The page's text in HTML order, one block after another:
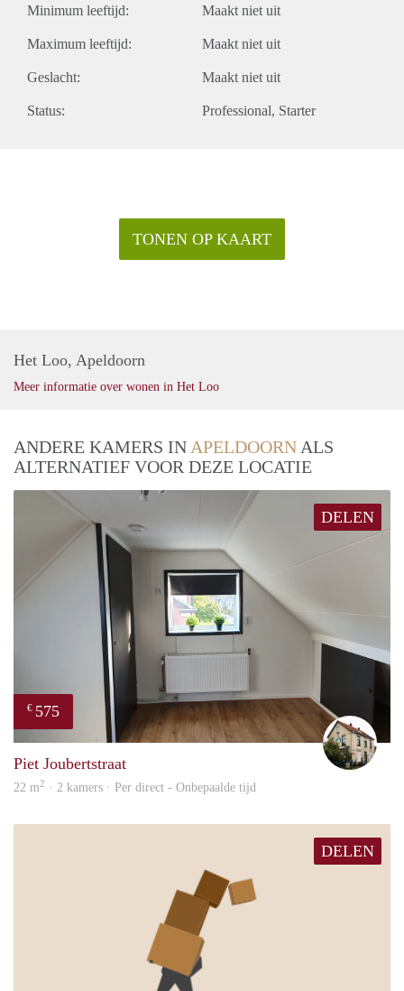
Minimum leeftijd: Maakt niet uit
Maximum leeftijd: Maakt niet uit
Geslacht: Maakt niet uit
Status: Professional Starter
TONEN OP KAART
Het Loo, Apeldoorn
Meer informatie over wonen in Het Loo
ANDERE KAMERS IN APELDOORN ALS
ALTERNATIEF VOOR DEZE LOCATIE
DELEN
€ 575
Piet Joubertstraat
22 m2 · 2 kamers · Per direct - Onbepaalde tijd
DELEN